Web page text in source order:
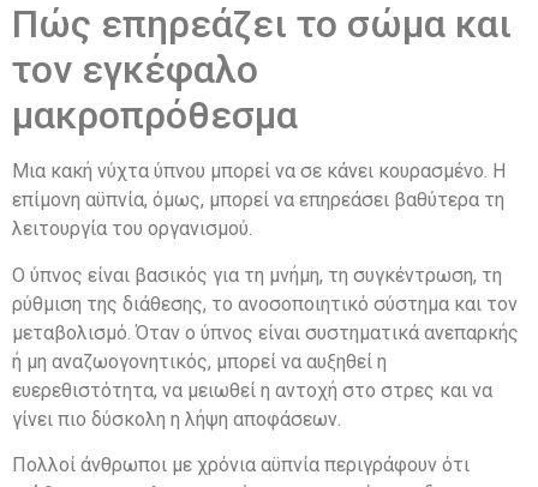
Πώς επηρεάζει το σώμα και
τον εγκέφαλο
μακροπρόθεσμα
Μια κακή νύχτα ύπνου μπορεί να σε κάνει κουρασμένο. Η
επίμονη αϋπνία, όμως, μπορεί να επηρεάσει βαθύτερα τη
λειτουργία του οργανισμού.
Ο ύπνος είναι βασικός για τη μνήμη, τη συγκέντρωση, τη
ρύθμιση της διάθεσης, το ανοσοποιητικό σύστημα και τον
μεταβολισμό. Όταν ο ύπνος είναι συστηματικά ανεπαρκής
ή μη αναζωογονητικός, μπορεί να αυξηθεί η
ευερεθιστότητα, να μειωθεί η αντοχή στο στρες και να
γίνει πιο δύσκολη η λήψη αποφάσεων.
Πολλοί άνθρωποι με χρόνια αϋπνία περιγράφουν ότι